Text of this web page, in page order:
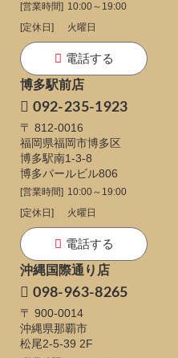
[営業時間] 10:00～19:00
[定休日]
火曜日
電話する
博多駅前店
092-235-1923
〒 812-0016
福岡県福岡市博多区
博多駅南1-3-8
博多パールビル806
[営業時間] 10:00～19:00
[定休日]
火曜日
電話する
沖縄国際通り店
098-963-8265
〒 900-0014
沖縄県那覇市
松尾2-5-39 2F